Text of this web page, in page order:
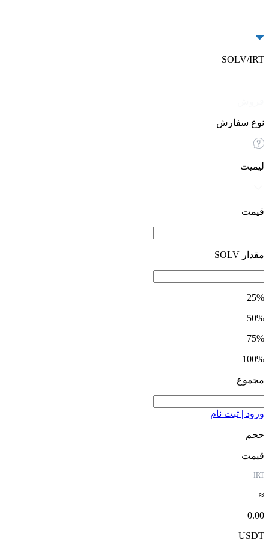
SOLV/IRT
نوع سفارش
لیمیت
قیمت
مقدار SOLV
25%
50%
75%
100%
مجموع
ورود | ثبت نام
حجم
قیمت
IRT
≈
0.00
USDT